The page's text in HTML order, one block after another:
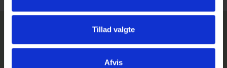
Tillad valgte
Afvis